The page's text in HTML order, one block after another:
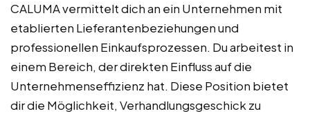
CALUMA vermittelt dich an ein Unternehmen mit
etablierten Lieferantenbeziehungen und
professionellen Einkaufsprozessen. Du arbeitest in
einem Bereich, der direkten Einfluss auf die
Unternehmenseffizienz hat. Diese Position bietet
dir die Möglichkeit, Verhandlungsgeschick zu